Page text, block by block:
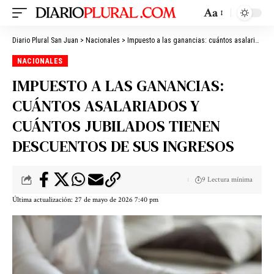
Aa
Diario Plural San Juan > Nacionales > Impuesto a las ganancias: cuántos asalariados y cuántos jubilados tienen descuentos de sus ingresos
NACIONALES
IMPUESTO A LAS GANANCIAS:
CUÁNTOS ASALARIADOS Y
CUÁNTOS JUBILADOS TIENEN
DESCUENTOS DE SUS INGRESOS
Última actualización: 27 de mayo de 2026 7:40 pm
9 Lectura mínima